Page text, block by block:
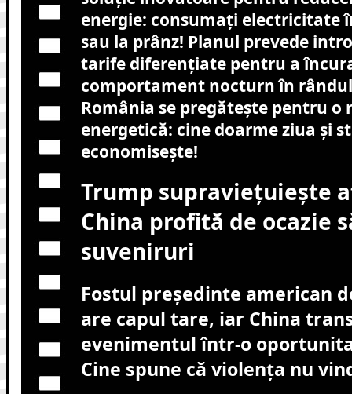
energie: consumați electricitate
sau la prânz! Planul prevede
tarife diferențiate pentru a
comportament nocturn în
România se pregătește pentru o
energetică: cine doarme ziua și
economisește!
Trump supraviețuiește
China profită de ocazie
suveniruri
Fostul președinte american
are capul tare, iar China
evenimentul într-o
Cine spune că violența nu